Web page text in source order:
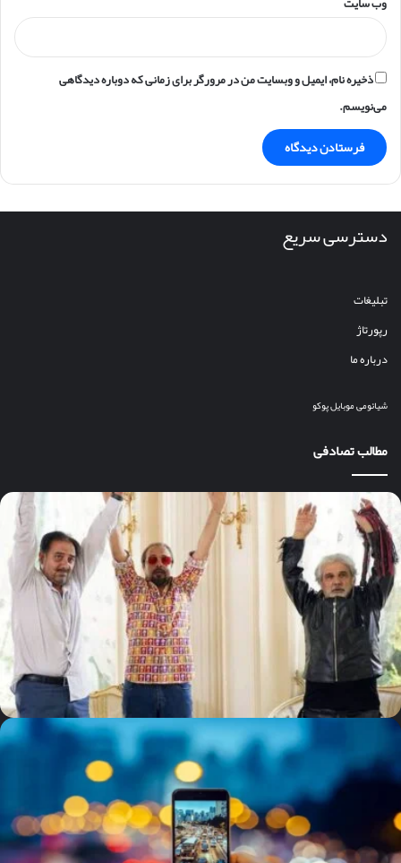
ذخیره نام، ایمیل و وبسایت من در مرورگر برای زمانی که دوباره دیدگاهی
می‌نویسم.
دسترسی سریع
تبلیغات
رپورتاژ
درباره ما
شیائومیموبایلپوکو
مطالب تصادفی